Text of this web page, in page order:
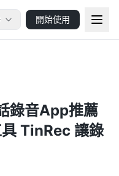
開始使用
錄音App推薦
TinRec 讓錄